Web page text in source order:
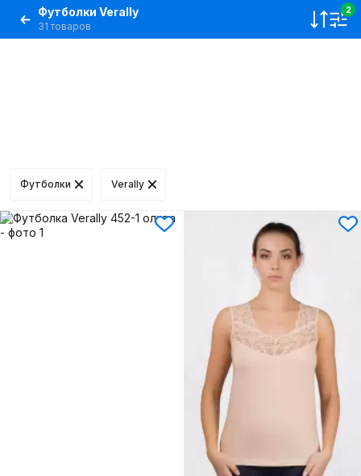
Футболки Verally
31 товаров
2
Футболки Verally